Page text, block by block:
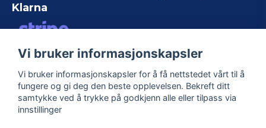
Klarna
VISA/MASTERCARD/AMERICAN
Følg oss
Vi bruker informasjonskapsler
Vi bruker informasjonskapsler for å få nettstedet vårt til å
fungere og gi deg den beste opplevelsen. Bekreft ditt
samtykke ved å trykke på godkjenn alle eller tilpass via
innstillinger